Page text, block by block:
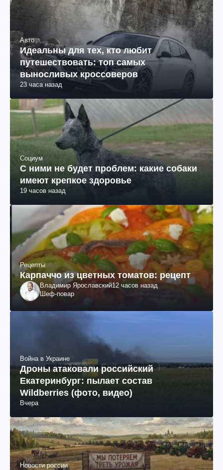
Авто
Идеальны для тех, кто любит
путешествовать: топ самых
выносливых кроссоверов
23 часа назад
Социум
С ними не будет проблем: какие собаки
имеют крепкое здоровье
19 часов назад
Рецепты
Карпаччо из цветных томатов: рецепт
Владимир Ярославский12 часов назад
Шеф-повар
Война в Украине
Дроны атаковали российский
Екатеринбург: пылает состав
Wildberries (фото, видео)
Вчера
Новости россии